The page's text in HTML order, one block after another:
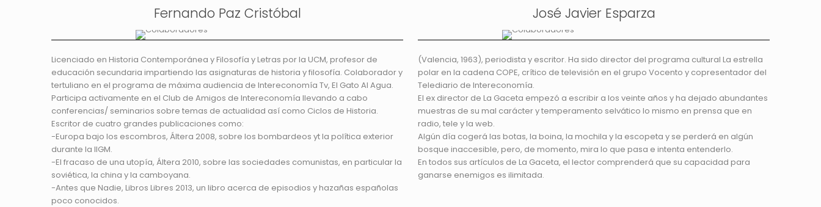
Fernando Paz Cristóbal
Licenciado en Historia Contemporánea y Filosofía y Letras por la UCM, profesor de
educación secundaria impartiendo las asignaturas de historia y filosofía. Colaborador y
tertuliano en el programa de máxima audiencia de Intereconomía Tv, El Gato Al Agua.
Participa activamente en el Club de Amigos de Intereconomía llevando a cabo
conferencias/ seminarios sobre temas de actualidad así como Ciclos de Historia.
Escritor de cuatro grandes publicaciones como:
-Europa bajo los escombros, Áltera 2008, sobre los bombardeos yt la política exterior
durante la IIGM.
-El fracaso de una utopía, Áltera 2010, sobre las sociedades comunistas, en particular la
soviética, la china y la camboyana.
-Antes que Nadie, Libros Libres 2013, un libro acerca de episodios y hazañas españolas
poco conocidos.
José Javier Esparza
(Valencia, 1963), periodista y escritor. Ha sido director del programa cultural La estrella
polar en la cadena COPE, crítico de televisión en el grupo Vocento y copresentador del
Telediario de Intereconomía.
El ex director de La Gaceta empezó a escribir a los veinte años y ha dejado abundantes
muestras de su mal carácter y temperamento selvático lo mismo en prensa que en
radio, tele y la web.
Algún día cogerá las botas, la boina, la mochila y la escopeta y se perderá en algún
bosque inaccesible, pero, de momento, mira lo que pasa e intenta entenderlo.
En todos sus artículos de La Gaceta, el lector comprenderá que su capacidad para
ganarse enemigos es ilimitada.